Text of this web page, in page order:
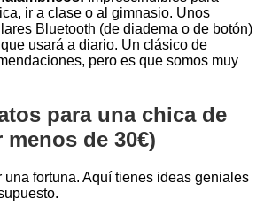
ir a clase o al gimnasio. Unos
Bluetooth (de diadema o de botón)
usará a diario. Un clásico de
pero es que somos muy
para una chica de
menos de 30€)
una fortuna. Aquí tienes ideas geniales